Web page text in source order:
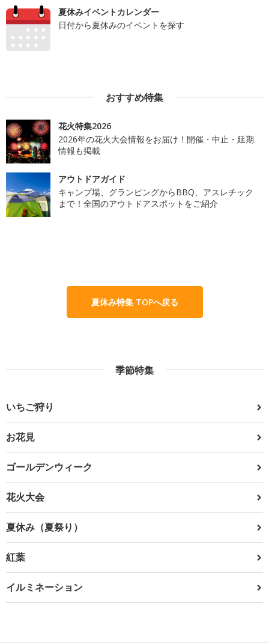
夏休みイベントカレンダー
日付から夏休みのイベントを探す
おすすめ特集
花火特集2026
2026年の花火大会情報をお届け！開催・中止・延期
情報も掲載
アウトドアガイド
キャンプ場、グランピングからBBQ、アスレチック
まで！全国のアウトドアスポットをご紹介
夏休み特集 TOPへ戻る
季節特集
いちご狩り
お花見
ゴールデンウィーク
花火大会
夏休み（夏祭り）
紅葉
イルミネーション